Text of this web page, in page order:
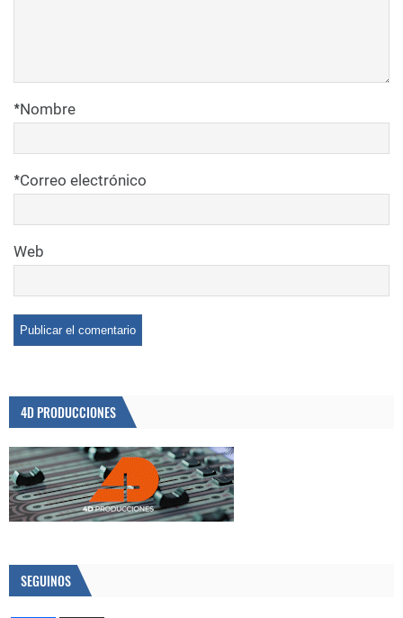
Nombre
*
Correo electrónico
*
Web
4D PRODUCCIONES
SEGUINOS